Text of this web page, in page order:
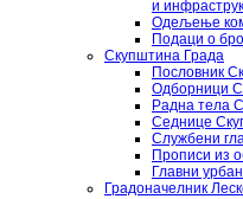
и
Одељење
Подаци о
Скупштина Града
Пословник
Одборници
Радна тела
Седнице
Службени
Прописи из
Главни
Градоначелник